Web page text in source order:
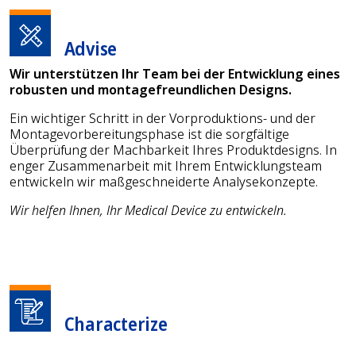
Advise
Wir unterstützen Ihr Team bei der Entwicklung eines
robusten und montagefreundlichen Designs.
Ein wichtiger Schritt in der Vorproduktions- und der
Montagevorbereitungsphase ist die sorgfältige
Überprüfung der Machbarkeit Ihres Produktdesigns. In
enger Zusammenarbeit mit Ihrem Entwicklungsteam
entwickeln wir maßgeschneiderte Analysekonzepte.
Wir helfen Ihnen, Ihr Medical Device zu entwickeln.
Characterize